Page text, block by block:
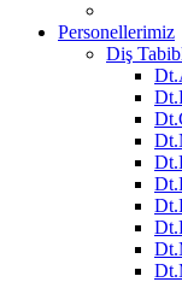
Personellerimiz
Diş